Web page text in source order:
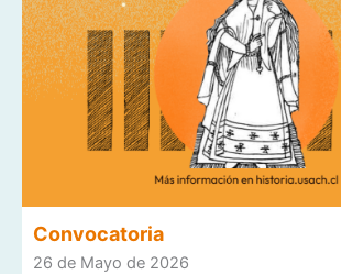
Convocatoria
26 de Mayo de 2026